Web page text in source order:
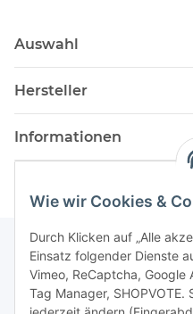
Wie wir Cookies &
Durch Klicken auf „Alle
Einsatz folgender Dienste
Vimeo, ReCaptcha, Google
Tag Manager, SHOPVOTE.
Auswahl
Hersteller
Informationen